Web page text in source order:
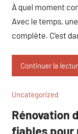
À quel moment
Avec le temps,
complète. C’est
Continuer la
Uncategorized
Rénovation
fiables pour